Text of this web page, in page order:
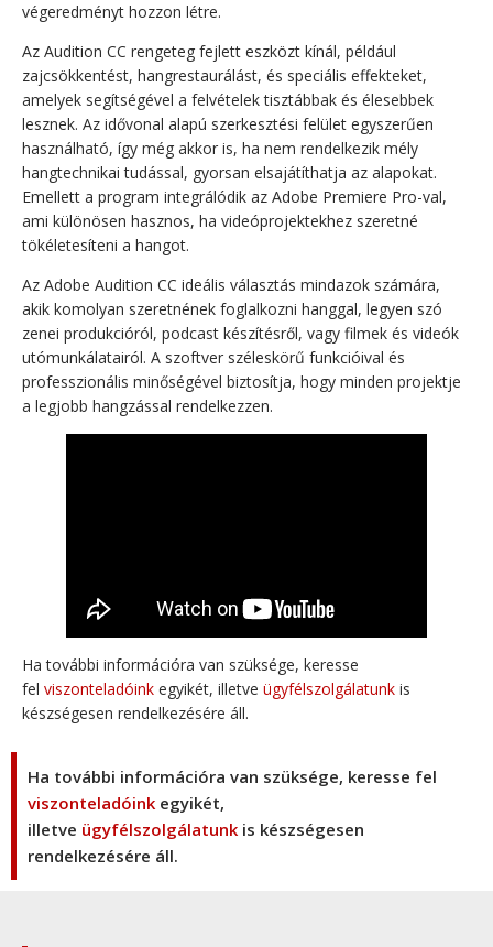
végeredményt hozzon létre.
Az Audition CC rengeteg fejlett eszközt kínál, például
zajcsökkentést, hangrestaurálást, és speciális effekteket,
amelyek segítségével a felvételek tisztábbak és élesebbek
lesznek. Az idővonal alapú szerkesztési felület egyszerűen
használható, így még akkor is, ha nem rendelkezik mély
hangtechnikai tudással, gyorsan elsajátíthatja az alapokat.
Emellett a program integrálódik az Adobe Premiere Pro-val,
ami különösen hasznos, ha videóprojektekhez szeretné
tökéletesíteni a hangot.
Az Adobe Audition CC ideális választás mindazok számára,
akik komolyan szeretnének foglalkozni hanggal, legyen szó
zenei produkcióról, podcast készítésről, vagy filmek és videók
utómunkálatairól. A szoftver széleskörű funkcióival és
professzionális minőségével biztosítja, hogy minden projektje
a legjobb hangzással rendelkezzen.
Ha további információra van szüksége, keresse
fel viszonteladóink egyikét, illetve ügyfélszolgálatunk is
készségesen rendelkezésére áll.
Ha további információra van szüksége, keresse fel
viszonteladóink egyikét,
illetve ügyfélszolgálatunk is készségesen
rendelkezésére áll.